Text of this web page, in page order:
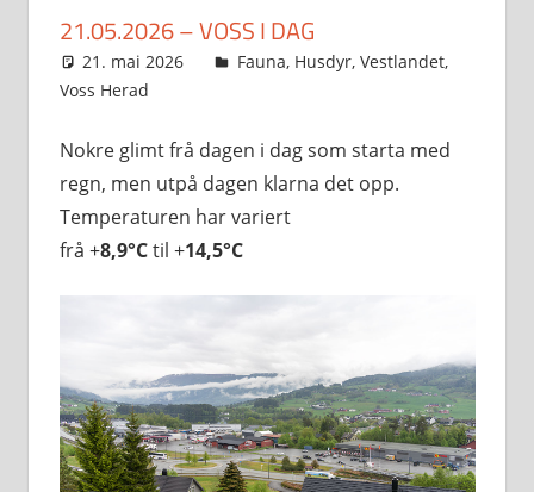
21.05.2026 – VOSS I DAG
21. mai 2026 Svein
Fauna, Husdyr, Vestlandet,
Voss Herad
Nokre glimt frå dagen i dag som starta med
regn, men utpå dagen klarna det opp.
Temperaturen har variert
frå +8,9°Ctil +14,5°C